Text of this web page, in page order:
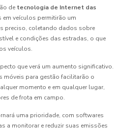
de tecnologia de Internet das
em veículos permitirão um
preciso, coletando dados sobre
e condições das estradas, o que
veículos.
que verá um aumento significativo.
móveis para gestão facilitarão o
momento e em qualquer lugar,
de frota em campo.
uma prioridade, com softwares
a monitorar e reduzir suas emissões